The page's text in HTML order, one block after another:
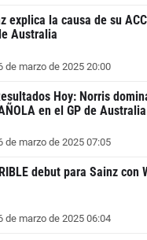
explica la causa de su
Australia
de marzo de 2025 20:00
Hoy: Norris
en el GP de
de marzo de 2025 07:05
debut para Sainz con
de marzo de 2025 06:04